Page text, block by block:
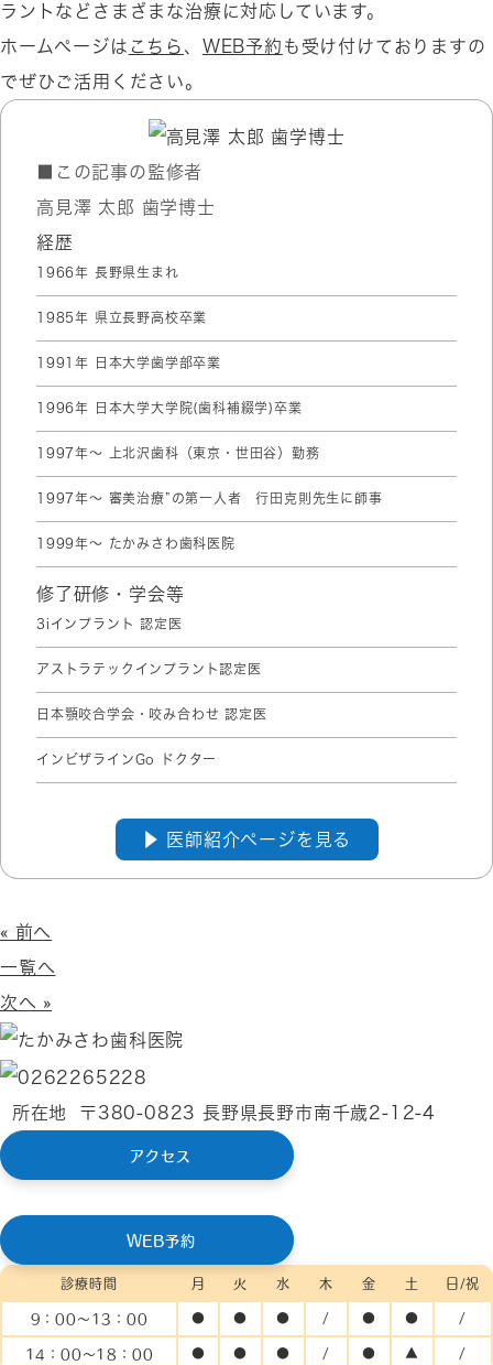
ラントなどさまざまな治療に対応しています。
ホームページは こちら 、 WEB予約 も受け付けておりますの
でぜひご活用ください。
■この記事の監修者
高見澤 太郎 歯学博士
経歴
1966年 長野県生まれ
1985年 県立長野高校卒業
1991年 日本大学歯学部卒業
1996年 日本大学大学院(歯科補綴学)卒業
1997年〜 上北沢歯科（東京・世田谷）勤務
1997年〜 審美治療”の第一人者 行田克則先生に師事
1999年〜 たかみさわ歯科医院
修了研修・学会等
3iインプラント 認定医
アストラテックインプラント認定医
日本顎咬合学会・咬み合わせ 認定医
インビザラインGo ドクター
▶︎ 医師紹介ページを見る
« 前へ
一覧へ
次へ »
所在地 〒380-0823 長野県長野市南千歳2-12-4
アクセス
WEB予約
診療時間 月 火 水 木 金 土
日/祝
9：00～13：00
● ● ● / ● ● /
14：00～18：00 ● ● ● / ● ▲ /